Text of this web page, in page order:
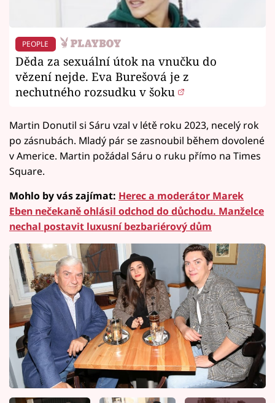
PEOPLE
Děda za sexuální útok na vnučku do
vězení nejde. Eva Burešová je z
nechutného rozsudku v šoku
Martin Donutil si Sáru vzal v létě roku 2023, necelý rok
po zásnubách. Mladý pár se zasnoubil během dovolené
v Americe. Martin požádal Sáru o ruku přímo na Times
Square.
Mohlo by vás zajímat: Herec a moderátor Marek
Eben nečekaně ohlásil odchod do důchodu. Manželce
nechal postavit luxusní bezbariérový dům